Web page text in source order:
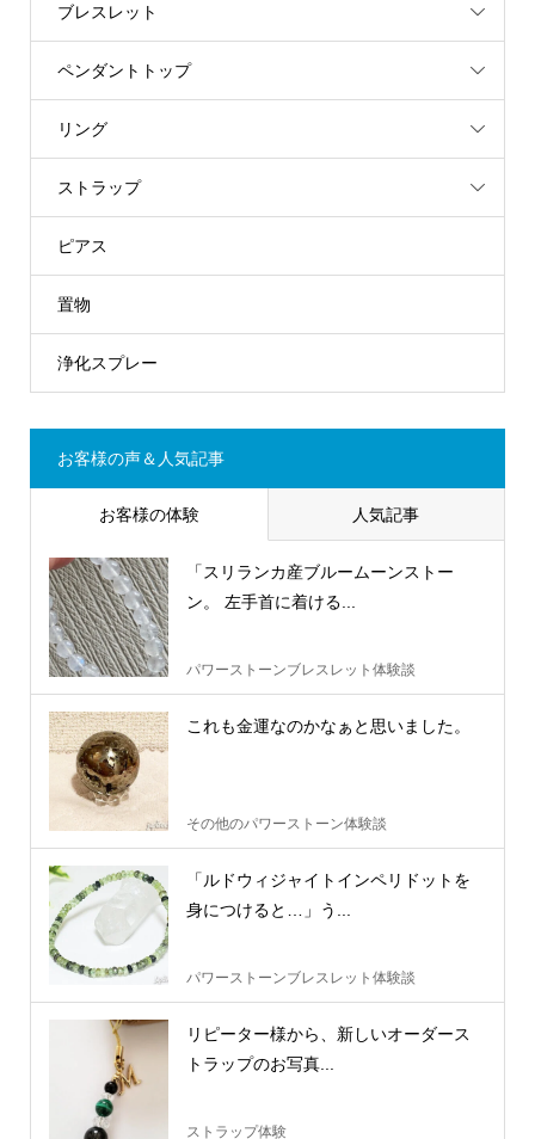
ブレスレット
ペンダントトップ
リング
ストラップ
ピアス
置物
浄化スプレー
お客様の声＆人気記事
お客様の体験 人気記事
「スリランカ産ブルームーンストー
ン。 左手首に着ける...
パワーストーンブレスレット体験談
これも金運なのかなぁと思いました。
その他のパワーストーン体験談
「ルドウィジャイトインペリドットを
身につけると…」う...
パワーストーンブレスレット体験談
リピーター様から、新しいオーダース
トラップのお写真...
ストラップ体験